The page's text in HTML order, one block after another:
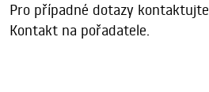
Pro případné dotazy kontaktujte
Kontakt na pořadatele.